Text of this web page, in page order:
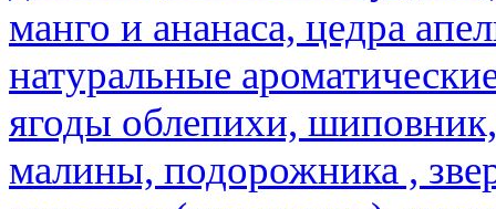
манго и ананаса, цедра
натуральные
ягоды облепихи,
малины, подорожника ,